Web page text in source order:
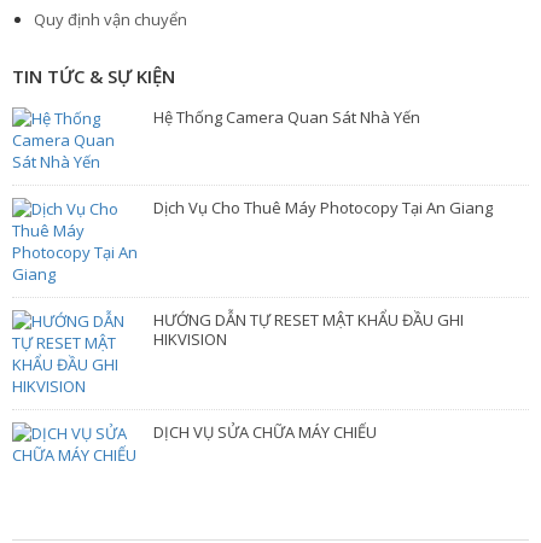
Quy định vận chuyển
TIN TỨC & SỰ KIỆN
Hệ Thống Camera Quan Sát Nhà Yến
Dịch Vụ Cho Thuê Máy Photocopy Tại An Giang
HƯỚNG DẪN TỰ RESET MẬT KHẨU ĐẦU GHI
HIKVISION
DỊCH VỤ SỬA CHỮA MÁY CHIẾU